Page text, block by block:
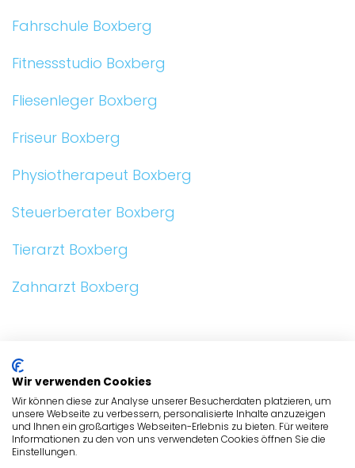
Fahrschule Boxberg
Fitnessstudio Boxberg
Fliesenleger Boxberg
Friseur Boxberg
Physiotherapeut Boxberg
Steuerberater Boxberg
Tierarzt Boxberg
Zahnarzt Boxberg
ALLGEMEIN
BRANCHEN
BRANCHEN
Wir verwenden Cookies
Wir können diese zur Analyse unserer Besucherdaten platzieren, um
unsere Webseite zu verbessern, personalisierte Inhalte anzuzeigen
und Ihnen ein großartiges Webseiten-Erlebnis zu bieten. Für weitere
Informationen zu den von uns verwendeten Cookies öffnen Sie die
Einstellungen.